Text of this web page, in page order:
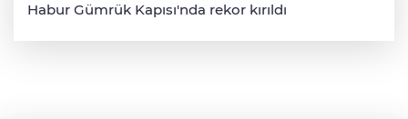
Habur Gümrük Kapısı'nda rekor kırıldı